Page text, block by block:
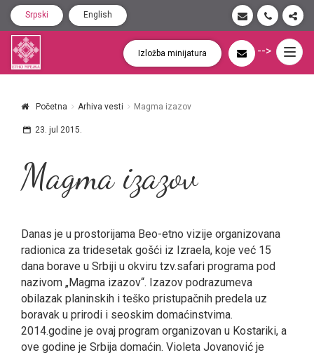
Srpski English
Izložba minijatura -->
Početna Arhiva vesti Magma izazov
23. jul 2015.
Magma izazov
Danas je u prostorijama Beo-etno vizije organizovana
radionica za tridesetak gošći iz Izraela, koje već 15
dana borave u Srbiji u okviru tzv.safari programa pod
nazivom „Magma izazov“. Izazov podrazumeva
obilazak planinskih i teško pristupačnih predela uz
boravak u prirodi i seoskim domaćinstvima.
2014.godine je ovaj program organizovan u Kostariki, a
ove godine je Srbija domaćin. Violeta Jovanović je